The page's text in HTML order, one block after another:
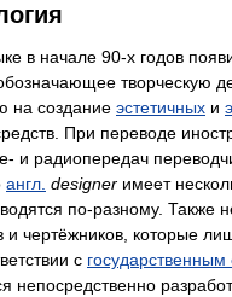
в начале 90-х годов
творческую
на создание эстетичных и
При переводе
и радиопередач
англ. designer имеет
по-разному. Также
и чертёжников, которые
с государственным
непосредственно